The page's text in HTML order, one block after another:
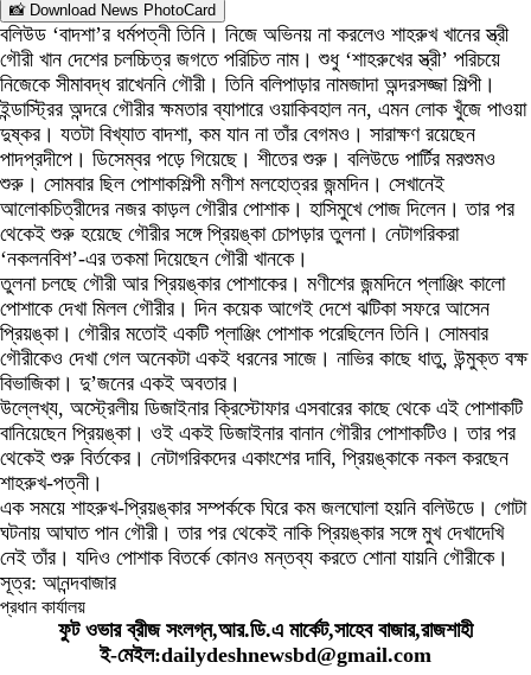
📸 Download News PhotoCard
বলিউড ‘বাদশা’র ধর্মপত্নী তিনি। নিজে অভিনয় না করলেও শাহরুখ খানের স্ত্রী
গৌরী খান দেশের চলচ্চিত্র জগতে পরিচিত নাম। শুধু ‘শাহরুখের স্ত্রী’ পরিচয়ে
নিজেকে সীমাবদ্ধ রাখেননি গৌরী। তিনি বলিপাড়ার নামজাদা অন্দরসজ্জা শিল্পী।
ইন্ডাস্ট্রির অন্দরে গৌরীর ক্ষমতার ব্যাপারে ওয়াকিবহাল নন, এমন লোক খুঁজে পাওয়া
দুষ্কর। যতটা বিখ্যাত বাদশা, কম যান না তাঁর বেগমও। সারাক্ষণ রয়েছেন
পাদপ্রদীপে। ডিসেম্বর পড়ে গিয়েছে। শীতের শুরু। বলিউডে পার্টির মরশুমও
শুরু। সোমবার ছিল পোশাকশিল্পী মণীশ মলহোত্রর জন্মদিন। সেখানেই
আলোকচিত্রীদের নজর কাড়ল গৌরীর পোশাক। হাসিমুখে পোজ দিলেন। তার পর
থেকেই শুরু হয়েছে গৌরীর সঙ্গে প্রিয়ঙ্কা চোপড়ার তুলনা। নেটাগরিকরা
‘নকলনবিশ’-এর তকমা দিয়েছেন গৌরী খানকে।
তুলনা চলছে গৌরী আর প্রিয়ঙ্কার পোশাকের। মণীশের জন্মদিনে প্লাঞ্জিং কালো
পোশাকে দেখা মিলল গৌরীর। দিন কয়েক আগেই দেশে ঝটিকা সফরে আসেন
প্রিয়ঙ্কা। গৌরীর মতোই একটি প্লাঞ্জিং পোশাক পরেছিলেন তিনি। সোমবার
গৌরীকেও দেখা গেল অনেকটা একই ধরনের সাজে। নাভির কাছে ধাতু, উন্মুক্ত বক্ষ
বিভাজিকা। দু’জনের একই অবতার।
উল্লেখ্য, অস্ট্রেলীয় ডিজাইনার ক্রিস্টোফার এসবারের কাছে থেকে এই পোশাকটি
বানিয়েছেন প্রিয়ঙ্কা। ওই একই ডিজাইনার বানান গৌরীর পোশাকটিও। তার পর
থেকেই শুরু বির্তকের। নেটাগরিকদের একাংশের দাবি, প্রিয়ঙ্কাকে নকল করছেন
শাহরুখ-পত্নী।
এক সময়ে শাহরুখ-প্রিয়ঙ্কার সম্পর্ককে ঘিরে কম জলঘোলা হয়নি বলিউডে। গোটা
ঘটনায় আঘাত পান গৌরী। তার পর থেকেই নাকি প্রিয়ঙ্কার সঙ্গে মুখ দেখাদেখি
নেই তাঁর। যদিও পোশাক বিতর্কে কোনও মন্তব্য করতে শোনা যায়নি গৌরীকে।
সূত্র: আনন্দবাজার
প্রধান কার্যালয়
ফুট ওভার ব্রীজ সংলগ্ন,আর.ডি.এ মার্কেট,সাহেব বাজার,রাজশাহী
ই-মেইল:dailydeshnewsbd@gmail.com